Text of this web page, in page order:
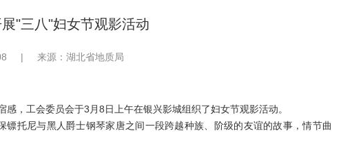
"三八"妇女节观影活动
| 来源：湖北省地质局
，工会委员会于3月8日上午在银兴影城组织了妇女节观影活动。
托尼与黑人爵士钢琴家唐之间一段跨越种族、阶级的友谊的故事，情节曲